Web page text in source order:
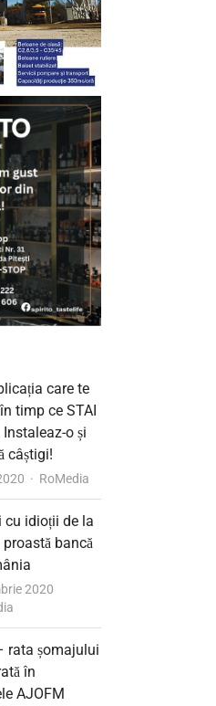
care te
timp ce STAI
Instaleaz-o și
câștigi!
Author
RoMedia
cu idioții de la
bancă
2020
rata șomajului
în
AJOFM